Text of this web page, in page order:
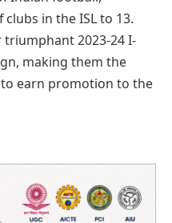
in the ISL to 13.
2023-24 I-
making them the
to earn promotion to the